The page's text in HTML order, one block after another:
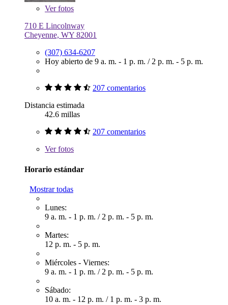
Verfotos
710 E Lincolnway
Cheyenne, WY 82001
(307) 634-6207
Hoy abierto de 9 a. m. - 1 p. m. /2 p. m. - 5 p. m.
207 comentarios
Distancia estimada
42.6 millas
207 comentarios
Verfotos
Horario estándar
Mostrar todas
Lunes:
9 a. m. - 1 p. m. / 2 p. m. - 5 p. m.
Martes:
12 p. m. - 5 p. m.
Miércoles - Viernes:
9 a. m. - 1 p. m. / 2 p. m. - 5 p. m.
Sábado:
10 a. m. - 12 p. m. / 1 p. m. - 3 p. m.